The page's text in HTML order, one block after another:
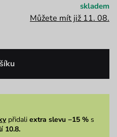
skladem
Můžete mít již 11. 08.
přidali extra slevu −15 %s
10.8.